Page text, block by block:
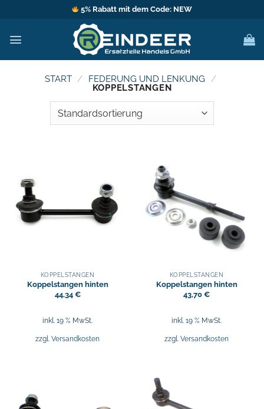
springen
5% Rabatt mit dem Code: NEW
START / FEDERUNG UND LENKUNG
/
KOPPELSTANGEN
KOPPELSTANGEN
Koppelstangen hinten
44,34 €
inkl. 19 % MwSt.
zzgl. Versandkosten
KOPPELSTANGEN
Koppelstangen hinten
43,70 €
inkl. 19 % MwSt.
zzgl. Versandkosten